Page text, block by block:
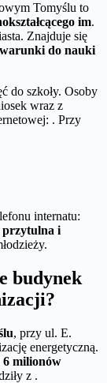
Tomyślu to
im.
Znajduje się
do nauki
do szkoły. Osoby
wraz z
. Przy
internatu:
przytulna i
budynek
, przy ul. E.
energetyczną.
6 milionów
z .